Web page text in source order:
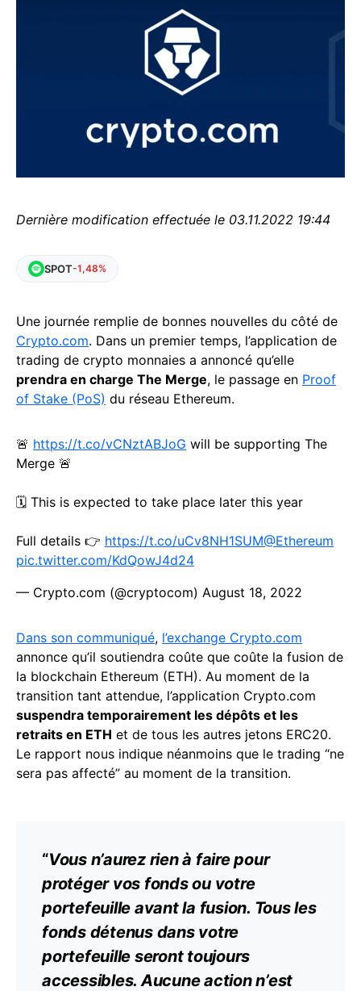
Dernière modification effectuée le 03.11.2022 19:44
SPOT-1,48%
Une journée remplie de bonnes nouvelles du côté de
Crypto.com. Dans un premier temps, l’application de
trading de crypto monnaies a annoncé qu’elle
prendra en charge The Merge, le passage en Proof
of Stake (PoS) du réseau Ethereum.
🚨 https://t.co/vCNztABJoG will be supporting The
Merge 🚨
🗓️ This is expected to take place later this year
Full details 👉 https://t.co/uCv8NH1SUM@Ethereum
pic.twitter.com/KdQowJ4d24
— Crypto.com (@cryptocom) August 18, 2022
Dans son communiqué, l’exchange Crypto.com
annonce qu’il soutiendra coûte que coûte la fusion de
la blockchain Ethereum (ETH). Au moment de la
transition tant attendue, l’application Crypto.com
suspendra temporairement les dépôts et les
retraits en ETH et de tous les autres jetons ERC20.
Le rapport nous indique néanmoins que le trading “ne
sera pas affecté” au moment de la transition.
“Vous n’aurez rien à faire pour
protéger vos fonds ou votre
portefeuille avant la fusion. Tous les
fonds détenus dans votre
portefeuille seront toujours
accessibles. Aucuneactionn’est